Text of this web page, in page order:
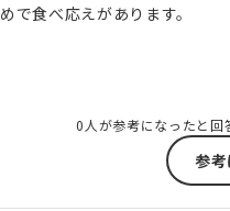
で食べ応えがあります。
0人が参考になったと回
参